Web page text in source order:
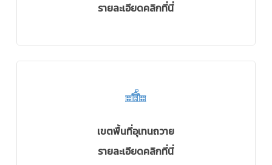
รายละเอียดคลิกที่นี่
เขตพื้นที่อุเทนถวาย
รายละเอียดคลิกที่นี่